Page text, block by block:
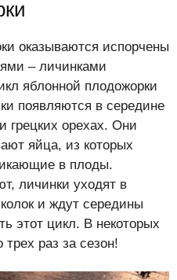
оказываются испорчены
– личинками
яблонной плодожорки
появляются в середине
грецких орехах. Они
яйца, из которых
в плоды.
личинки уходят в
и ждут середины
этот цикл. В некоторых
раз за сезон!